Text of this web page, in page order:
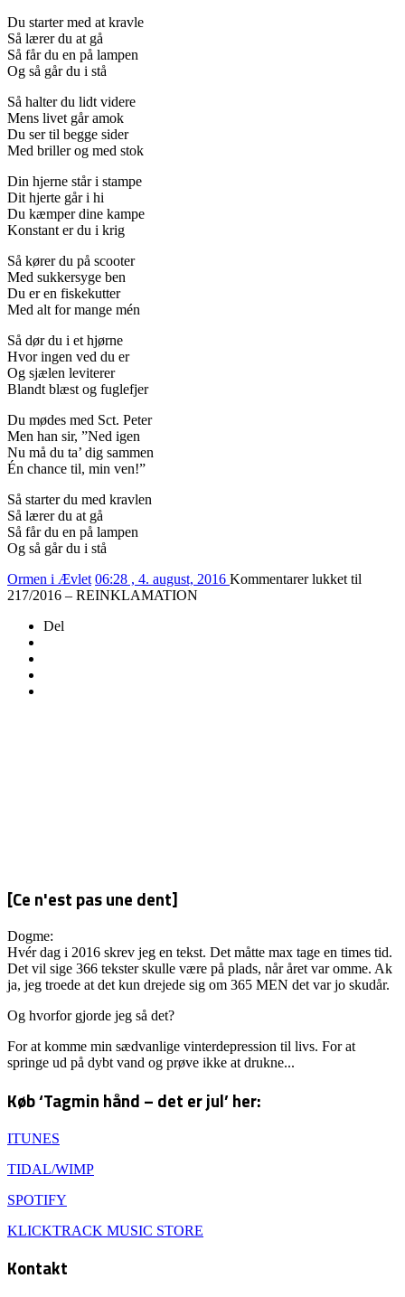
Du starter med at kravle
Så lærer du at gå
Så får du en på lampen
Og så går du i stå
Så halter du lidt videre
Mens livet går amok
Du ser til begge sider
Med briller og med stok
Din hjerne står i stampe
Dit hjerte går i hi
Du kæmper dine kampe
Konstant er du i krig
Så kører du på scooter
Med sukkersyge ben
Du er en fiskekutter
Med alt for mange mén
Så dør du i et hjørne
Hvor ingen ved du er
Og sjælen leviterer
Blandt blæst og fuglefjer
Du mødes med Sct. Peter
Men han sir, ”Ned igen
Nu må du ta’ dig sammen
Én chance til, min ven!”
Så starter du med kravlen
Så lærer du at gå
Så får du en på lampen
Og så går du i stå
Ormen i Ævlet 06:28 , 4. august, 2016 Kommentarer lukket til
217/2016 – REINKLAMATION
Del
[Ce n'est pas une dent]
Dogme:
Hvér dag i 2016 skrev jeg en tekst. Det måtte max tage en times tid.
Det vil sige 366 tekster skulle være på plads, når året var omme. Ak
ja, jeg troede at det kun drejede sig om 365 MEN det var jo skudår.
Og hvorfor gjorde jeg så det?
For at komme min sædvanlige vinterdepression til livs. For at
springe ud på dybt vand og prøve ikke at drukne...
Køb ‘Tagmin hånd – det er jul’ her:
ITUNES
TIDAL/WIMP
SPOTIFY
KLICKTRACK MUSIC STORE
Kontakt